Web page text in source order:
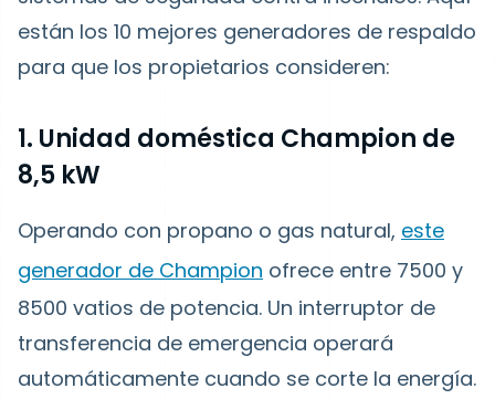
están los 10 mejores generadores de respaldo
para que los propietarios consideren:
1. Unidad doméstica Champion de
8,5 kW
Operando con propano o gas natural, este
generador de Champion ofrece entre 7500 y
8500 vatios de potencia. Un interruptor de
transferencia de emergencia operará
automáticamente cuando se corte la energía.